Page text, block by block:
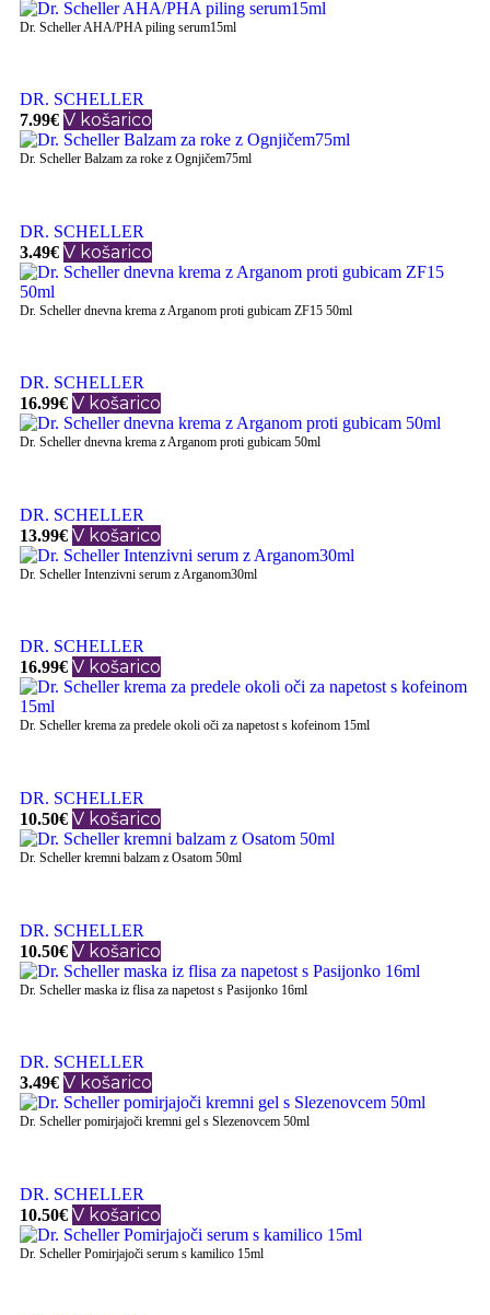
Dr. Scheller AHA/PHA piling serum15ml
DR. SCHELLER
7.99€ V košarico
Dr. Scheller Balzam za roke z Ognjičem75ml
DR. SCHELLER
3.49€ V košarico
Dr. Scheller dnevna krema z Arganom proti gubicam ZF15 50ml
DR. SCHELLER
16.99€ V košarico
Dr. Scheller dnevna krema z Arganom proti gubicam 50ml
DR. SCHELLER
13.99€ V košarico
Dr. Scheller Intenzivni serum z Arganom30ml
DR. SCHELLER
16.99€ V košarico
Dr. Scheller krema za predele okoli oči za napetost s kofeinom 15ml
DR. SCHELLER
10.50€ V košarico
Dr. Scheller kremni balzam z Osatom 50ml
DR. SCHELLER
10.50€ V košarico
Dr. Scheller maska iz flisa za napetost s Pasijonko 16ml
DR. SCHELLER
3.49€ V košarico
Dr. Scheller pomirjajoči kremni gel s Slezenovcem 50ml
DR. SCHELLER
10.50€ V košarico
Dr. Scheller Pomirjajoči serum s kamilico 15ml